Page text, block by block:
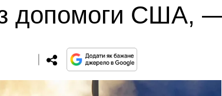
допомоги США,